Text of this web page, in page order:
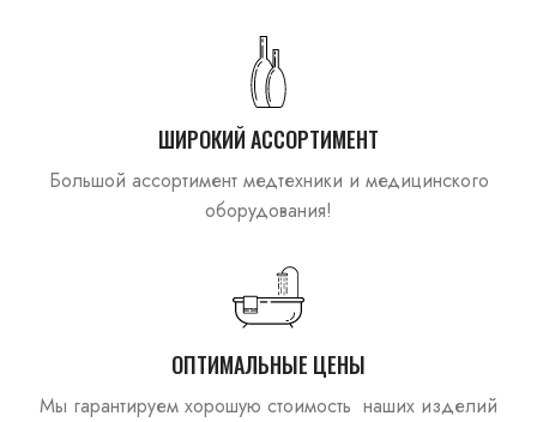
ШИРОКИЙ АССОРТИМЕНТ
Большой ассортимент медтехники и медицинского
оборудования!
ОПТИМАЛЬНЫЕ ЦЕНЫ
Мы гарантируем хорошую стоимость наших изделий